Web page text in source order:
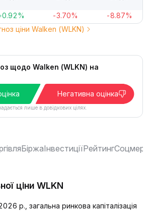
-3.70%
-8.87%
ціни Walken (WLKN)
щодо Walken (WLKN) на
Негативна оцінка
лише в довідкових цілях.
БіржаІнвестиціїРейтинг
ціни WLKN
р., загальна ринкова капіталізація